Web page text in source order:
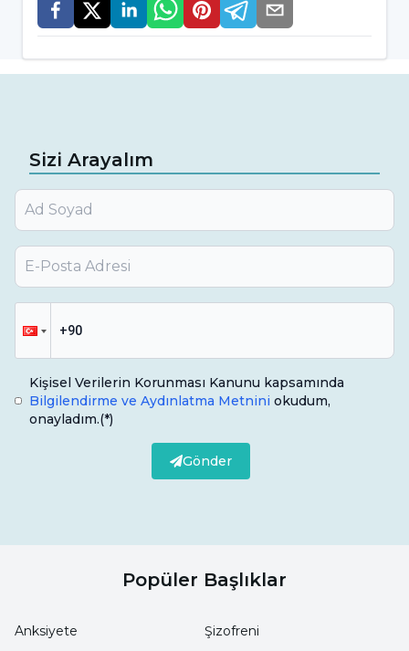
Sizi Arayalım
Kişisel Verilerin Korunması Kanunu kapsamında
Bilgilendirme ve Aydınlatma Metniniokudum,
onayladım.(*)
Gönder
Popüler Başlıklar
Anksiyete
Şizofreni